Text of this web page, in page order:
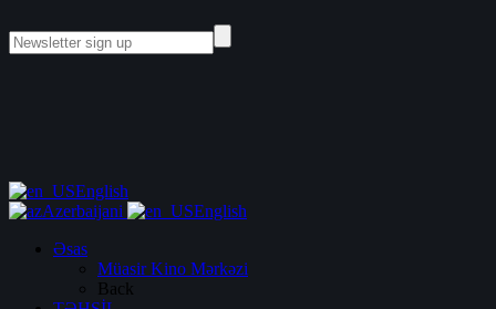
English
Azerbaijani
English
Əsas
Müasir Kino Mərkəzi
Back